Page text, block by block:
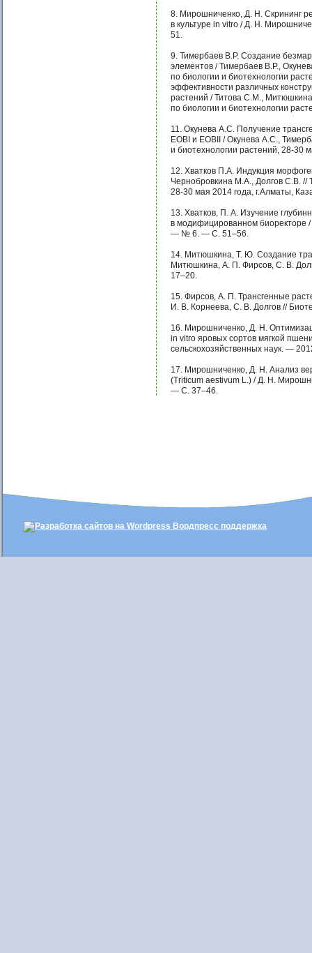
8. Мирошниченко, Д. Н. Скрининг
в культуре in vitro / Д. Н.
51.
9. Тимербаев В.Р. Создание
элементов / Тимербаев В.Р.,
по биологии и биотехнологии
эффективности различных
растений / Титова С.М.,
по биологии и биотехнологии
11. Окунева А.С. Получение
EOBI и EOBII / Окунева А.С.,
и биотехнологии растений, 28-30
12. Хватков П.А. Индукция
Чернобровкина М.А., Долгов С.В. //
28-30 мая 2014 года, г.Алматы,
13. Хватков, П. А. Изучение
в модифицированном биоректоре
— № 6. — С. 51–56.
14. Митюшкина, Т. Ю. Создание
Митюшкина, А. П. Фирсов, С. В.
17–20.
15. Фирсов, А. П. Трансгенные
И. В. Корнеева, С. В. Долгов //
16. Мирошниченко, Д. Н.
in vitro яровых сортов мягкой
сельскохозяйственных наук. —
17. Мирошниченко, Д. Н. Анализ
(Triticum aestivum L.) / Д. Н.
— С. 37–46.